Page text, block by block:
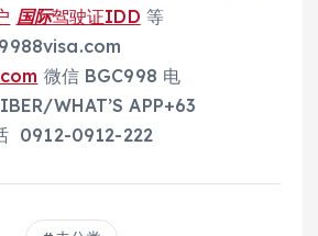
国际驾驶证IDD 等
微信 BGC998 电
WHAT’S APP+63
0912-0912-222